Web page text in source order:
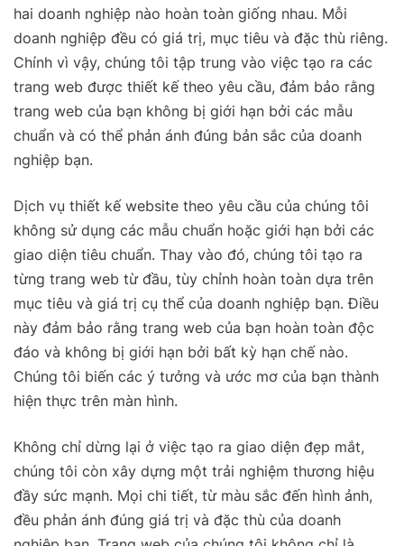
hai doanh nghiệp nào hoàn toàn giống nhau. Mỗi
doanh nghiệp đều có giá trị, mục tiêu và đặc thù riêng.
Chính vì vậy, chúng tôi tập trung vào việc tạo ra các
trang web được thiết kế theo yêu cầu, đảm bảo rằng
trang web của bạn không bị giới hạn bởi các mẫu
chuẩn và có thể phản ánh đúng bản sắc của doanh
nghiệp bạn.
Dịch vụ thiết kế website theo yêu cầu của chúng tôi
không sử dụng các mẫu chuẩn hoặc giới hạn bởi các
giao diện tiêu chuẩn. Thay vào đó, chúng tôi tạo ra
từng trang web từ đầu, tùy chỉnh hoàn toàn dựa trên
mục tiêu và giá trị cụ thể của doanh nghiệp bạn. Điều
này đảm bảo rằng trang web của bạn hoàn toàn độc
đáo và không bị giới hạn bởi bất kỳ hạn chế nào.
Chúng tôi biến các ý tưởng và ước mơ của bạn thành
hiện thực trên màn hình.
Không chỉ dừng lại ở việc tạo ra giao diện đẹp mắt,
chúng tôi còn xây dựng một trải nghiệm thương hiệu
đầy sức mạnh. Mọi chi tiết, từ màu sắc đến hình ảnh,
đều phản ánh đúng giá trị và đặc thù của doanh